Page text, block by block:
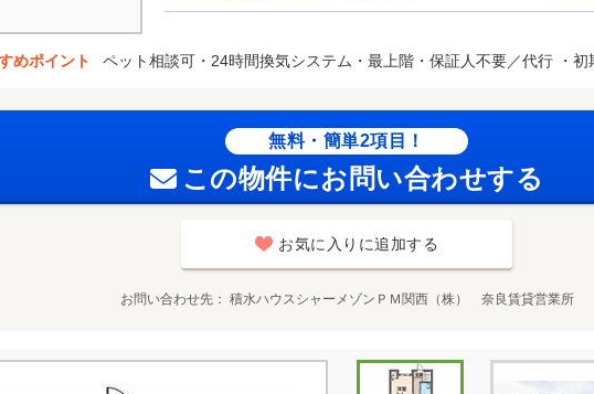
めポイント ペット相談可・24時間換気システム・最上階・保証人不要／代行 ・初
無料・簡単2項目！
この物件にお問い合わせする
お気に入りに追加する
お問い合わせ先 積水ハウスシャーメゾンＰＭ関西（株） 奈良賃貸営業所